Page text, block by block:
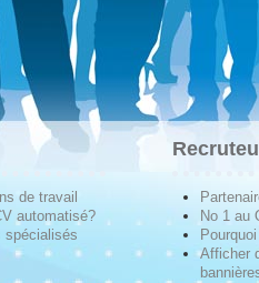
de travail
automatisé?
spécialisés
No 1 au
Afficher